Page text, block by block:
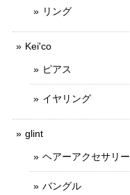
リング
Kei'co
ピアス
イヤリング
glint
ヘアーアクセサリー
バングル